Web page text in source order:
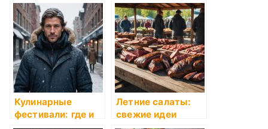
Кулинарные
фестивали: где и
Летние салаты:
свежие идеи